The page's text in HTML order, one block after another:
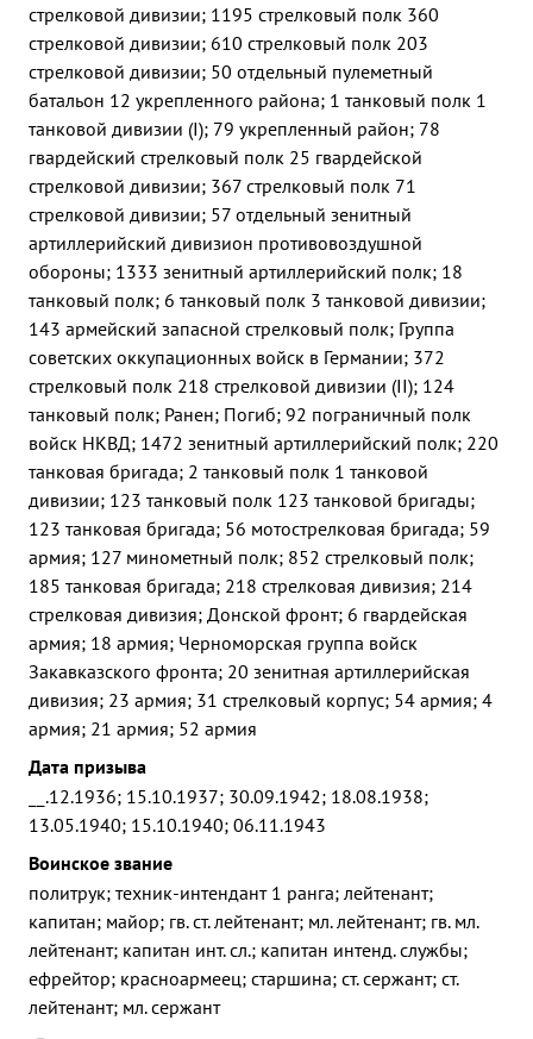
стрелковой дивизии; 1195 стрелковый полк 360
стрелковой дивизии; 610 стрелковый полк 203
стрелковой дивизии; 50 отдельный пулеметный
батальон 12 укрепленного района; 1 танковый полк 1
танковой дивизии (I); 79 укрепленный район; 78
гвардейский стрелковый полк 25 гвардейской
стрелковой дивизии; 367 стрелковый полк 71
стрелковой дивизии; 57 отдельный зенитный
артиллерийский дивизион противовоздушной
обороны; 1333 зенитный артиллерийский полк; 18
танковый полк; 6 танковый полк 3 танковой дивизии;
143 армейский запасной стрелковый полк; Группа
советских оккупационных войск в Германии; 372
стрелковый полк 218 стрелковой дивизии (II); 124
танковый полк; Ранен; Погиб; 92 пограничный полк
войск НКВД; 1472 зенитный артиллерийский полк; 220
танковая бригада; 2 танковый полк 1 танковой
дивизии; 123 танковый полк 123 танковой бригады;
123 танковая бригада; 56 мотострелковая бригада; 59
армия; 127 минометный полк; 852 стрелковый полк;
185 танковая бригада; 218 стрелковая дивизия; 214
стрелковая дивизия; Донской фронт; 6 гвардейская
армия; 18 армия; Черноморская группа войск
Закавказского фронта; 20 зенитная артиллерийская
дивизия; 23 армия; 31 стрелковый корпус; 54 армия; 4
армия; 21 армия; 52 армия
Дата призыва
__.12.1936; 15.10.1937; 30.09.1942; 18.08.1938;
13.05.1940; 15.10.1940; 06.11.1943
Воинское звание
политрук; техник-интендант 1 ранга; лейтенант;
капитан; майор; гв. ст. лейтенант; мл. лейтенант; гв. мл.
лейтенант; капитан инт. сл.; капитан интенд. службы;
ефрейтор; красноармеец; старшина; ст. сержант; ст.
лейтенант; мл. сержант